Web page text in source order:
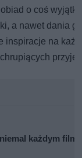
o coś
a nawet dania
na
każdym